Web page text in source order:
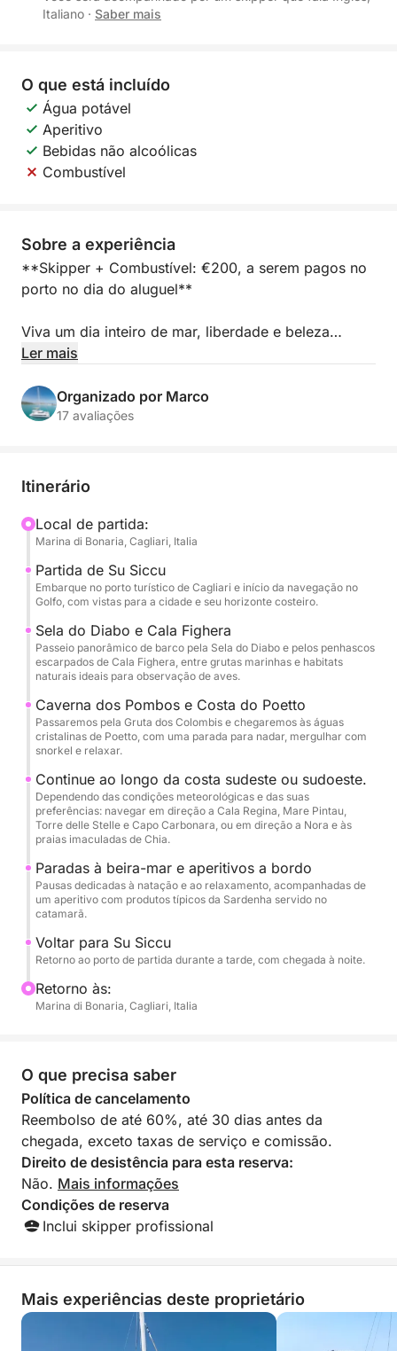
Italiano · Saber mais
O que está incluído
Água potável
Aperitivo
Bebidas não alcoólicas
Combustível
Sobre a experiência
**Skipper + Combustível: €200, a serem pagos no
porto no dia do aluguel**
Viva um dia inteiro de mar, liberdade e beleza
intocada com um passeio de catamarã de dia inteiro
Siccu, a poucos passos do centro da cidade, para
uma relaxante navegação ao longo de uma das
harmonia.
A primeira parte do dia se desenrola ao longo da
costa de Cagliari, contornando a famosa Sela do
Diabo, um símbolo icônico da cidade, entre falésias
esculpidas pelo vento, enseadas escondidas e
grutas marinhas como Cala Fighera e a evocativa
Gruta dos Colombi. As águas turquesas convidam a
paradas refrescantes para nadar e mergulhar com
snorkel, enquanto as altas falésias abrigam aves
esplêndidas para observação da natureza.
Se o tempo permitir, o catamarã navegará,
oferecendo uma experiência silenciosa e autêntica,
embalado pelo vento e pelo som do mar. Com um
pouco de sorte, você poderá até avistar golfinhos
durante o passeio, que às vezes acompanham a
embarcação com suas travessuras.
Paradas mais longas estão planejadas ao longo do
um aperitivo a bordo com produtos locais, como
queijos, embutidos e pão carasau. O itinerário
poderá se estender — dependendo das condições
do mar e em consulta com o capitão — até a costa
Capo Carbonara (Villasimius), ou até a costa
sudoeste, a Nora e Chia, famosas por suas águas
esmeraldas e fundos marinhos arenosos.
Uma experiência completa, personalizável e
imersiva, criada para quem deseja descobrir o Golfo
de Cagliari a partir de sua perspectiva mais
fascinante: o mar.
Ler mais
Organizado por Marco
17 avaliações
Itinerário
Local de partida:
Marina di Bonaria, Cagliari, Italia
Partida de Su Siccu
Embarque no porto turístico de Cagliari e início da navegação no
Golfo, com vistas para a cidade e seu horizonte costeiro.
Sela do Diabo e Cala Fighera
Passeio panorâmico de barco pela Sela do Diabo e pelos penhascos
escarpados de Cala Fighera, entre grutas marinhas e habitats
naturais ideais para observação de aves.
Caverna dos Pombos e Costa do Poetto
Passaremos pela Gruta dos Colombis e chegaremos às águas
cristalinas de Poetto, com uma parada para nadar, mergulhar com
snorkel e relaxar.
Continue ao longo da costa sudeste ou sudoeste.
Dependendo das condições meteorológicas e das suas
preferências: navegar em direção a Cala Regina, Mare Pintau,
Torre delle Stelle e Capo Carbonara, ou em direção a Nora e às
praias imaculadas de Chia.
Paradas à beira-mar e aperitivos a bordo
Pausas dedicadas à natação e ao relaxamento, acompanhadas de
um aperitivo com produtos típicos da Sardenha servido no
catamarã.
Voltar para Su Siccu
Retorno ao porto de partida durante a tarde, com chegada à noite.
Retorno às:
Marina di Bonaria, Cagliari, Italia
O que precisa saber
Política de cancelamento
Reembolso de até 60%, até 30 dias antes da
chegada, exceto taxas de serviço e comissão.
Direito de desistência para esta reserva:
Não. Mais informações
Condições de reserva
Inclui skipper profissional
Mais experiências deste proprietário